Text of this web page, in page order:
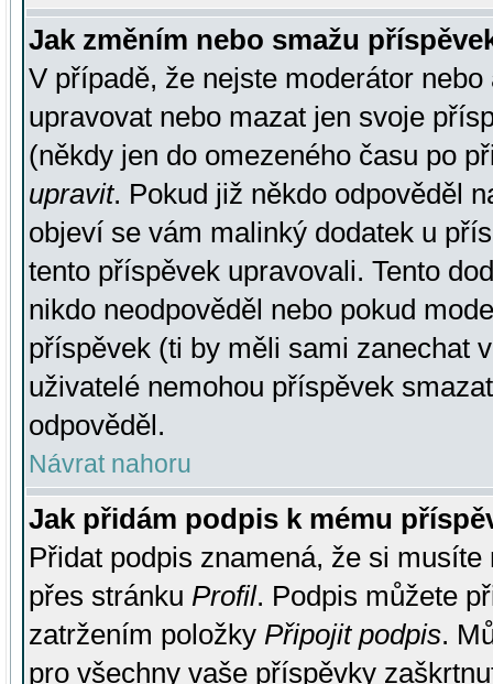
Jak změním nebo smažu
V případě, že nejste moderátor
upravovat nebo mazat jen svoje
(někdy jen do omezeného času po
upravit. Pokud již někdo odpověděl
objeví se vám malinký dodatek u
tento příspěvek upravovali. Tento
nikdo neodpověděl nebo pokud
příspěvek (ti by měli sami zanechat
uživatelé nemohou příspěvek
odpověděl.
Návrat nahoru
Jak přidám podpis k mému
Přidat podpis znamená, že si
přes stránku Profil. Podpis můžete
zatržením položky Připojit podpis.
pro všechny vaše příspěvky